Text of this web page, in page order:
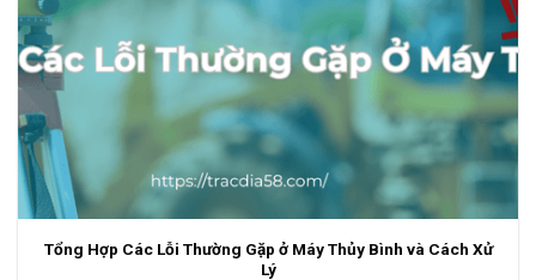
Tổng Hợp Các Lỗi Thường Gặp ở Máy Thủy Bình và Cách Xử
Lý